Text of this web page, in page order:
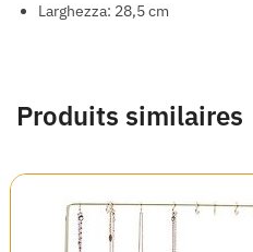
Larghezza: 28,5 cm
Produits similaires